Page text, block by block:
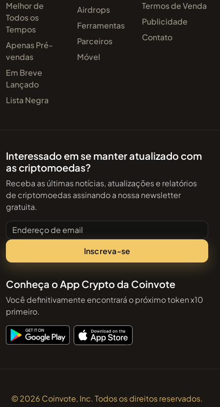
Melhor de
Todos os
Tempos
Apenas Pré-
vendas
Em Breve
Lançado
Lista Negra
Airdrops
Ferramentas
Parceiros
Móvel
Termos de Venda
Publicidade
Contato
Interessado em se manter atualizado com
as criptomoedas?
Receba as últimas notícias, atualizações e relatórios
de criptomoedas assinando a nossa newsletter
gratuita.
Endereço de email
Inscreva-se
Conheça o App Crypto da Coinvote
Você definitivamente encontrará o próximo token x10
primeiro.
© 2026 Coinvote, Inc. Todos os direitos reservados.